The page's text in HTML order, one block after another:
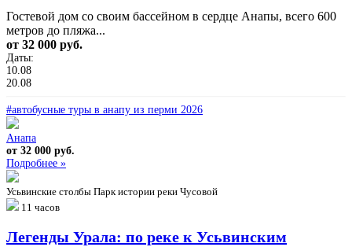
Гостевой дом со своим бассейном в сердце Анапы, всего 600
метров до пляжа...
от 32 000 руб.
Даты:
10.08
20.08
#автобусные туры в анапу из перми 2026
Анапа
от 32 000 руб.
Подробнее »
Усьвинские столбы Парк истории реки Чусовой
11 часов
Легенды Урала: по реке к Усьвинским